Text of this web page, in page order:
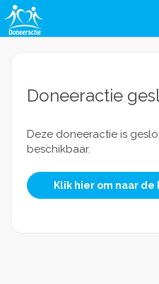
Doneeractie
Deze doneeractie is
beschikbaar.
Klik hier om naar